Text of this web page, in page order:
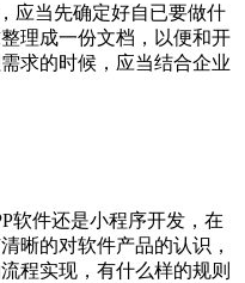
当先确定好自已要做什
理成一份文档，以便和开
求的时候，应当结合企业
件还是小程序开发，在
晰的对软件产品的认识，
程实现，有什么样的规则